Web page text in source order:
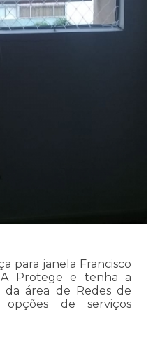
para janela Francisco
Protege e tenha a
área de Redes de
opções de serviços